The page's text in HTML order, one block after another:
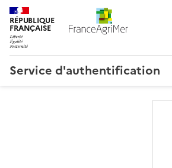
RÉPUBLIQUE
FRANÇAISE
Service d'authentification